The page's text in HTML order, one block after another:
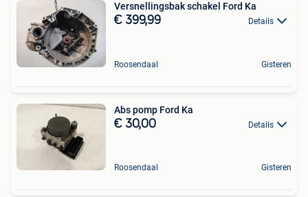
Versnellingsbak schakel Ford Ka
€ 399,99 Details
Roosendaal Gisteren
Abs pomp Ford Ka
€ 30,00 Details
Roosendaal Gisteren